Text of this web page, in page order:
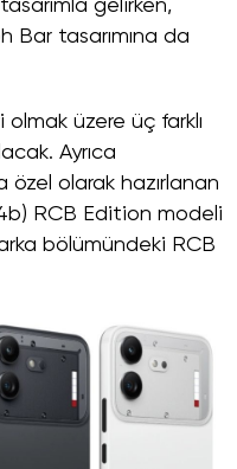
gelirken,
Bar tasarımına da
üzere üç farklı
Ayrıca
olarak hazırlanan
RCB Edition modeli
bölümündeki RCB